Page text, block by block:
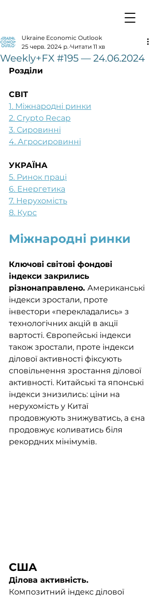
Weekly+FX #195 — 24.06.2024
Ukraine Economic Outlook
25 черв. 2024 р. Читати 11 хв
Розділи
СВІТ
1. Міжнародні ринки
2. Crypto Recap
3. Сировинні
4. Агросировинні
УКРАЇНА
5. Ринок праці
6. Енергетика
7. Нерухомість
8. Курс
Міжнародні ринки
Ключові світові фондові
індекси закрились
різнонаправлено. Американські
індекси зростали, проте
інвестори «перекладались» з
технологічних акцій в акції
вартості. Європейські індекси
також зростали, проте індекси
ділової активності фіксують
сповільнення зростання ділової
активності. Китайські та японські
індекси знизились: ціни на
нерухомість у Китаї
продовжують знижуватись, а єна
продовжує коливатись біля
рекордних мінімумів.
США
Ділова активність.
Композитний індекс ділової